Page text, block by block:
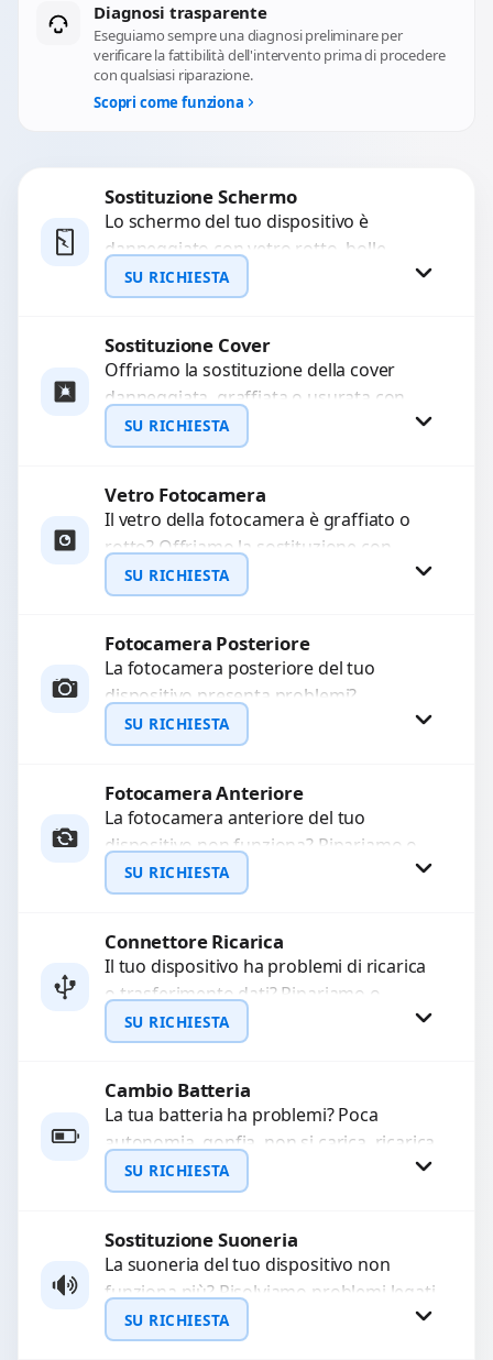
Diagnosi trasparente
Eseguiamo sempre una diagnosi preliminare per
verificare la fattibilità dell'intervento prima di procedere
con qualsiasi riparazione.
Scopri come funziona
Sostituzione Schermo
Lo schermo del tuo dispositivo è
danneggiato con vetro rotto, bolle,
macchie, schermo nero o pixel morti?
Sostituiamo schermi completi...
SU RICHIESTA
Richiedi Preventivo
WhatsApp
Sostituzione Cover
Offriamo la sostituzione della cover
danneggiata, graffiata o usurata con
ricambi di alta qualità e garantiti.
Ripristiniamo l’aspetto estetico e...
SU RICHIESTA
Richiedi Preventivo
WhatsApp
Vetro Fotocamera
Il vetro della fotocamera è graffiato o
rotto? Offriamo la sostituzione con
ricambi di alta qualità garantiti per 3
mesi....
SU RICHIESTA
Richiedi Preventivo
WhatsApp
Fotocamera Posteriore
La fotocamera posteriore del tuo
dispositivo presenta problemi?
Interveniamo per risolvere guasti come
immagini sfocate, messa a fuoco non
SU RICHIESTA
Richiedi Preventivo
WhatsApp
Fotocamera Anteriore
La fotocamera anteriore del tuo
dispositivo non funziona? Ripariamo o
sostituiamo fotocamere guaste con
problemi come immagini sfocate, messa
SU RICHIESTA
Richiedi Preventivo
WhatsApp
Connettore Ricarica
Il tuo dispositivo ha problemi di ricarica
o trasferimento dati? Ripariamo o
sostituiamo connettori di ricarica guasti,
rotti, allentati, danneggiati,...
SU RICHIESTA
Richiedi Preventivo
WhatsApp
Cambio Batteria
La tua batteria ha problemi? Poca
autonomia, gonfia, non si carica, ricarica
lenta o cicli di ricarica esauriti?
Sostituiamo la...
SU RICHIESTA
Richiedi Preventivo
WhatsApp
Sostituzione Suoneria
La suoneria del tuo dispositivo non
funziona più? Risolviamo problemi legati
a moduli audio difettosi con interventi
precisi e componenti...
SU RICHIESTA